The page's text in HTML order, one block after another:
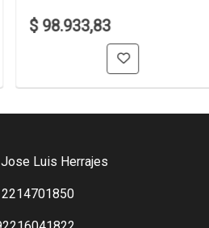
$ 98.933,83
Luis Herrajes